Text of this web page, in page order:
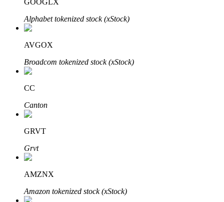
Bitrue Affiliates
GOOGLX
Alphabet tokenized stock (xStock)
AVGOX
Broadcom tokenized stock (xStock)
CC
Canton
GRVT
Grvt
AMZNX
Amazon tokenized stock (xStock)